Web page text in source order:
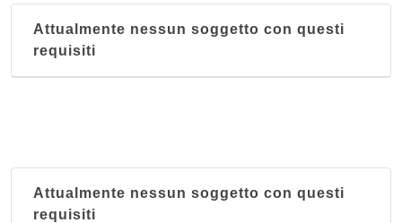
Attualmente nessun soggetto con questi
requisiti
Attualmente nessun soggetto con questi
requisiti